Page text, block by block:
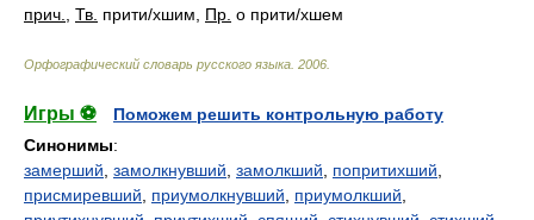
прич.
Тв. прити/хшим, Пр. о прити/хшем
Орфографический словарь русского языка 2006
Игры ⚽
Поможем решить контрольную работу
Синонимы:
замерший замолкнувший замолкший попритихший
присмиревший
приумолкнувший приумолкший